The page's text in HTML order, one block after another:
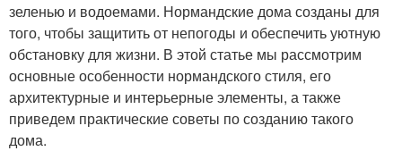
зеленью и водоемами. Нормандские дома созданы для
того, чтобы защитить от непогоды и обеспечить уютную
обстановку для жизни. В этой статье мы рассмотрим
основные особенности нормандского стиля, его
архитектурные и интерьерные элементы, а также
приведем практические советы по созданию такого
дома.